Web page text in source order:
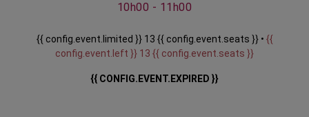
10h00 - 11h00
{{ config.event.limited }} 13 {{ config.event.seats }} • {{
config.event.left }} 13 {{ config.event.seats }}
{{ CONFIG.EVENT.EXPIRED }}